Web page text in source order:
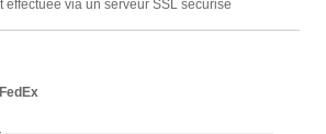
effectuée via un serveur SSL sécurisé
FedEx